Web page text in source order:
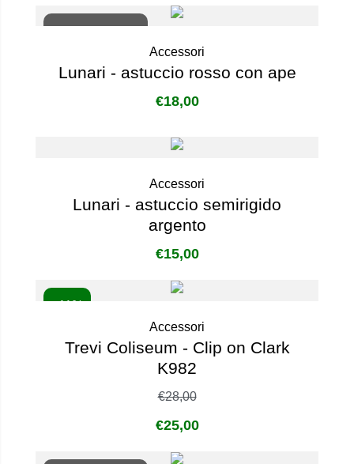
Accessori
Lunari - astuccio rosso con ape
€18,00
Accessori
Lunari - astuccio semirigido
argento
€15,00
- 11%
Accessori
Trevi Coliseum - Clip on Clark
K982
€28,00
€25,00